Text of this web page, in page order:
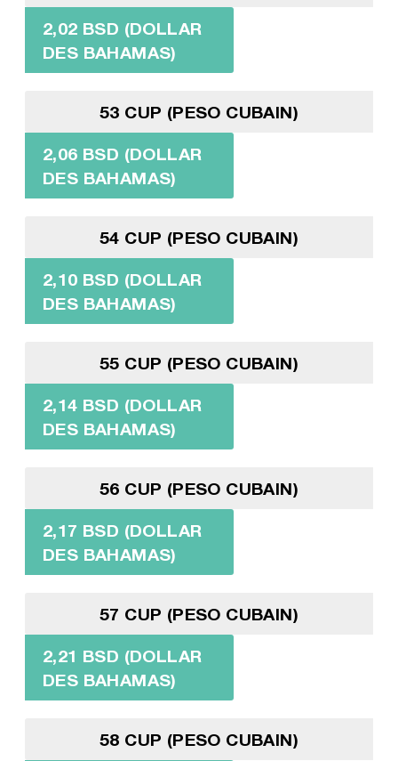
2,02 BSD (DOLLAR
DES BAHAMAS)
53 CUP (PESO CUBAIN)
2,06 BSD (DOLLAR
DES BAHAMAS)
54 CUP (PESO CUBAIN)
2,10 BSD (DOLLAR
DES BAHAMAS)
55 CUP (PESO CUBAIN)
2,14 BSD (DOLLAR
DES BAHAMAS)
56 CUP (PESO CUBAIN)
2,17 BSD (DOLLAR
DES BAHAMAS)
57 CUP (PESO CUBAIN)
2,21 BSD (DOLLAR
DES BAHAMAS)
58 CUP (PESO CUBAIN)